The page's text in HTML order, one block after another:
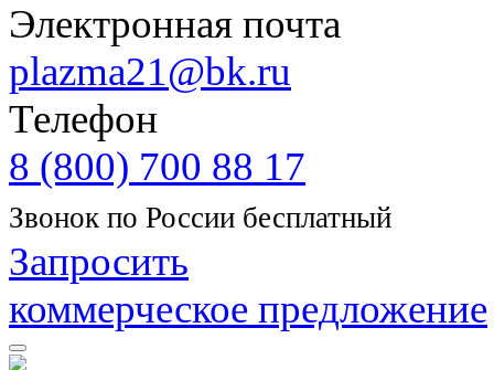
Электронная почта
plazma21@bk.ru
Телефон
8 (800) 700 88 17
Звонок по России бесплатный
Запросить
коммерческое предложение